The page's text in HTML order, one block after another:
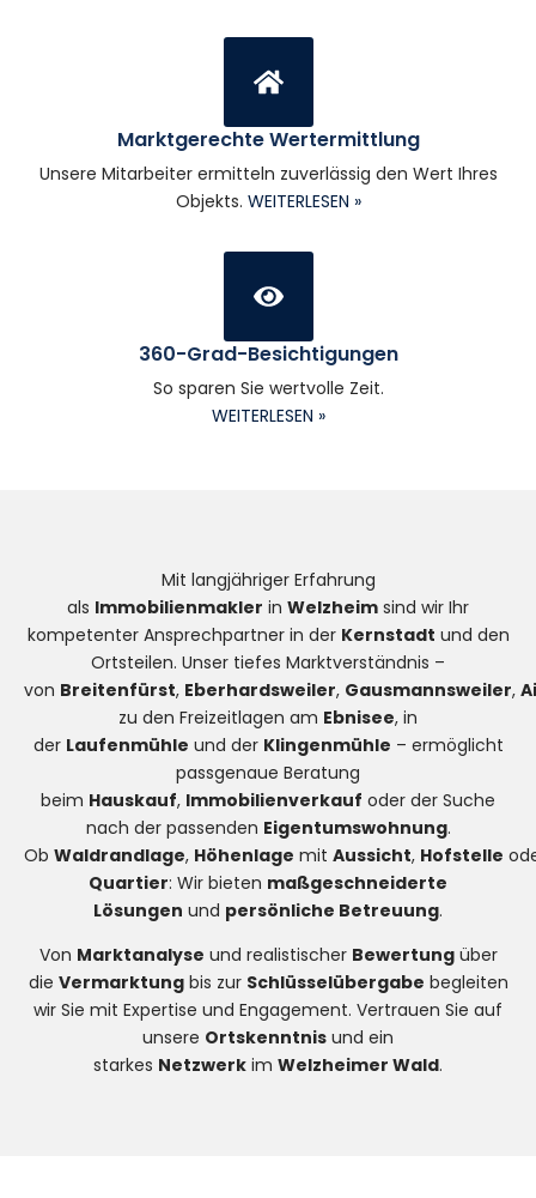
Marktgerechte Wertermittlung
Unsere Mitarbeiter ermitteln zuverlässig den Wert Ihres
Objekts. WEITERLESEN »
360-Grad-Besichtigungen
So sparen Sie wertvolle Zeit.
WEITERLESEN »
Mit langjähriger Erfahrung
als Immobilienmakler in Welzheim sind wir Ihr
kompetenter Ansprechpartner in der Kernstadt und den
Ortsteilen. Unser tiefes Marktverständnis –
von Breitenfürst, Eberhardsweiler, Gausmannsweiler,
zu den Freizeitlagen am Ebnisee, in
der Laufenmühle und der Klingenmühle – ermöglicht
passgenaue Beratung
beim Hauskauf, Immobilienverkauf oder der Suche
nach der passenden Eigentumswohnung.
Ob Waldrandlage, Höhenlage mit Aussicht, Hofstelle
Quartier: Wir bieten maßgeschneiderte
Lösungen und persönliche Betreuung.
Von Marktanalyse und realistischer Bewertungüber
die Vermarktungbis zur Schlüsselübergabe begleiten
wir Sie mit Expertise und Engagement. Vertrauen Sie auf
unsere Ortskenntnis und ein
starkes Netzwerk im Welzheimer Wald.